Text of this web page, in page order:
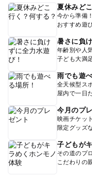
夏休みど
今から準備
おすすめ遊
暑さに負
年齢別や人
子ども大満
雨でも遊
全天候型ス
屋内で一日
今月のプ
映画チケッ
限定グッズ
子どもが
その道のプ
こだわりの